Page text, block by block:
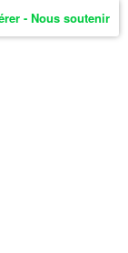
- Nous soutenir